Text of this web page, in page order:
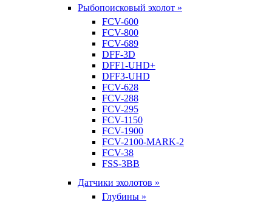
Рыбопоисковый эхолот »
FCV-600
FCV-800
FCV-689
DFF-3D
DFF1-UHD+
DFF3-UHD
FCV-628
FCV-288
FCV-295
FCV-1150
FCV-1900
FCV-2100-MARK-2
FCV-38
FSS-3BB
Датчики эхолотов »
Глубины »